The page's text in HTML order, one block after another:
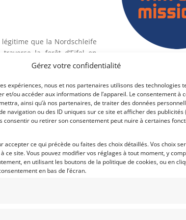
Gérez votre confidentialité
expériences, nous et nos partenaires utilisons des technologies
et/ou accéder aux informations de l’appareil. Le consentement à
ainsi qu’à nos partenaires, de traiter des données
navigation ou des ID uniques sur ce site et afficher des publicités
consentir ou retirer son consentement peut nuire à certaines
accepter ce qui précède ou faites des choix détaillés. Vos choix
ce site. Vous pouvez modifier vos réglages à tout moment, y
en utilisant les boutons de la politique de cookies, ou en
en bas de l’écran.
que la Nordschleife
la forêt d’Eifel en
respect, l’admiration et la
du sport automobile,
Il n’est donc pas étonnant
donné par Jackie Stewart,
du calendrier de la
combinant le circuit du
de plus en plus concentré
décennie, les courses de
la course au début des
de la 35e édition des 24
l’une des deux voitures
Publié: 3 mai 2025 (il y a 1
Catégorie :